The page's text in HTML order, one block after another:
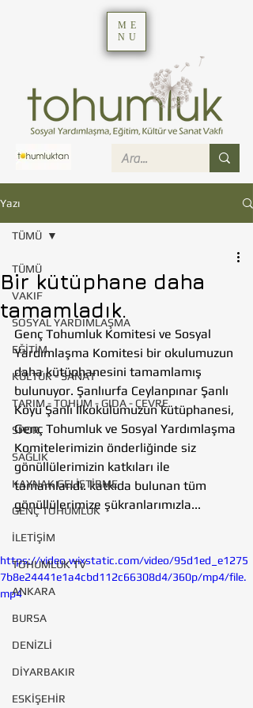
ME
NU
Yazı
TÜMÜ
VAKIF
SOSYAL YARDIMLAŞMA
EĞİTİM
KÜLTÜR - SANAT
TARIM - TOHUM - GIDA - ÇEVRE
SPOR
SAĞLIK
KAYNAK GELİŞTİRME
GENÇ TOHUMLUK
İLETİŞİM
TOHUMLUK TV
ANKARA
BURSA
DENİZLİ
DİYARBAKIR
ESKİŞEHİR
TÜMÜ
Bir kütüphane daha
tamamladık.
Genç Tohumluk Komitesi ve Sosyal
Yardımlaşma Komitesi bir okulumuzun
daha kütüphanesini tamamlamış
bulunuyor. Şanlıurfa Ceylanpınar Şanlı
Köyü Şanlı İlkokulumuzun kütüphanesi,
Genç Tohumluk ve Sosyal Yardımlaşma
Komitelerimizin önderliğinde siz
gönüllülerimizin katkıları ile
tamamlandı. katkıda bulunan tüm
gönüllülerimize şükranlarımızla...
https://video.wixstatic.com/video/95d1ed_e1275
7b8e24441e1a4cbd112c66308d4/360p/mp4/file.
mp4